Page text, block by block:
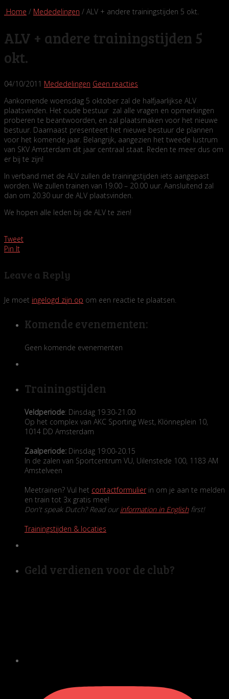
Home / Mededelingen / ALV + andere trainingstijden 5 okt.
ALV + andere trainingstijden 5
okt.
04/10/2011 Mededelingen Geen reacties
Aankomende woensdag 5 oktober zal de halfjaarlijkse ALV
plaatsvinden. Het oude bestuur zal alle vragen en opmerkingen
proberen te beantwoorden, en zal plaatsmaken voor het nieuwe
bestuur. Daarnaast presenteert het nieuwe bestuur de plannen
voor het komende jaar. Belangrijk, aangezien het tweede lustrum
van SKV Amsterdam dit jaar centraal staat. Reden te meer dus om
er bij te zijn!
In verband met de ALV zullen de trainingstijden iets aangepast
worden. We zullen trainen van 19.00 – 20.00 uur. Aansluitend zal
dan om 20.30 uur de ALV plaatsvinden.
We hopen alle leden bij de ALV te zien!
Tweet
Pin It
Leave a Reply
Je moet ingelogd zijn op om een reactie te plaatsen.
Komende evenementen:
Geen komende evenementen
Trainingstijden
Veldperiode: Dinsdag 19.30-21.00
Op het complex van AKC Sporting West, Klönneplein 10,
1014 DD Amsterdam
Zaalperiode: Dinsdag 19:00-20.15
In de zalen van Sportcentrum VU, Uilenstede 100, 1183 AM
Amstelveen
Meetrainen? Vul het contactformulierin om je aan te melden
en train tot 3x gratis mee!
Don't speak Dutch? Read ourinformation in Englishfirst!
Trainingstijden & locaties
Geld verdienen voor de club?